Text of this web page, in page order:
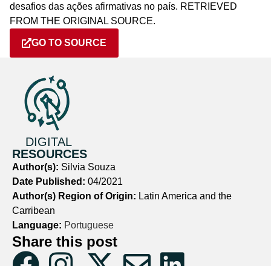
desafios das ações afirmativas no país. RETRIEVED
FROM THE ORIGINAL SOURCE.
GO TO SOURCE
DIGITAL
RESOURCES
Author(s): Silvia Souza
Date Published: 04/2021
Author(s) Region of Origin: Latin America and the
Carribean
Language: Portuguese
Share this post